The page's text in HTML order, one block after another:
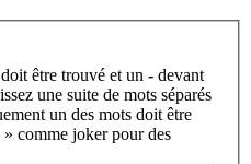
être trouvé et un - devant
une suite de mots séparés
un des mots doit être
comme joker pour des